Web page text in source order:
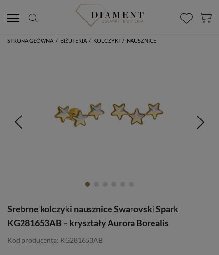
STRONA GŁÓWNA / BIŻUTERIA / KOLCZYKI / NAUSZNICE
Srebrne kolczyki nausznice Swarovski Spark
KG281653AB – kryształy Aurora Borealis
Kod producenta: KG281653AB